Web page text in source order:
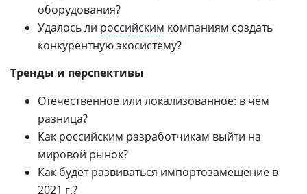
оборудования?
Удалось ли российским компаниям создать
конкурентную экосистему?
Тренды и перспективы
Отечественное или локализованное: в чем
разница?
Как российским разработчикам выйти на
мировой рынок?
Как будет развиваться импортозамещение в
2021 г.?